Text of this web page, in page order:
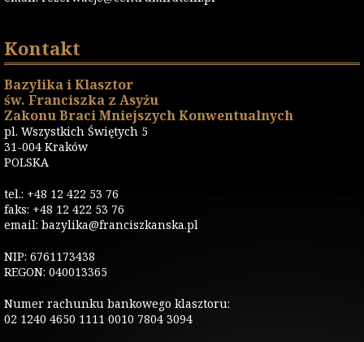
Kontakt
Bazylika i Klasztor
św. Franciszka z Asyżu
Zakonu Braci Mniejszych Konwentualnych
pl. Wszystkich Świętych 5
31-004 Kraków
POLSKA
tel.: +48 12 422 53 76
faks: +48 12 422 53 76
email: bazylika@franciszkanska.pl
NIP: 6761173438
REGON: 040013365
Numer rachunku bankowego klasztoru:
02 1240 4650 1111 0010 7804 3094